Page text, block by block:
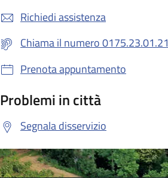
Richiedi assistenza
Chiama il numero 0175.23.01.21
Prenota appuntamento
Problemi in città
Segnala disservizio